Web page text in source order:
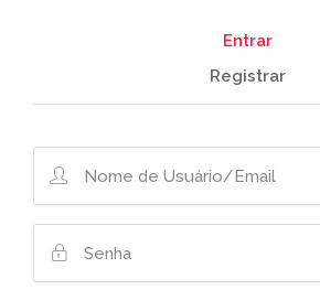
Entrar
Registrar